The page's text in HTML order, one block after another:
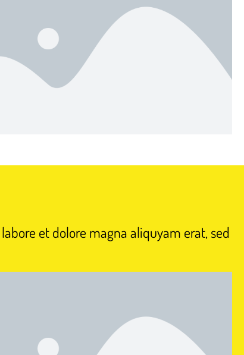
et dolore magna aliquyam erat, sed